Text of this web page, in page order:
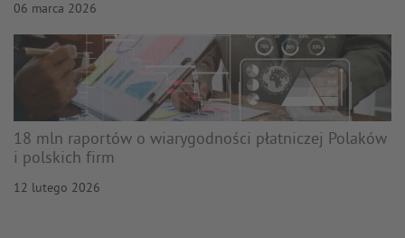
06 marca 2026
18 mln raportów o wiarygodności płatniczej Polaków
i polskich firm
12 lutego 2026